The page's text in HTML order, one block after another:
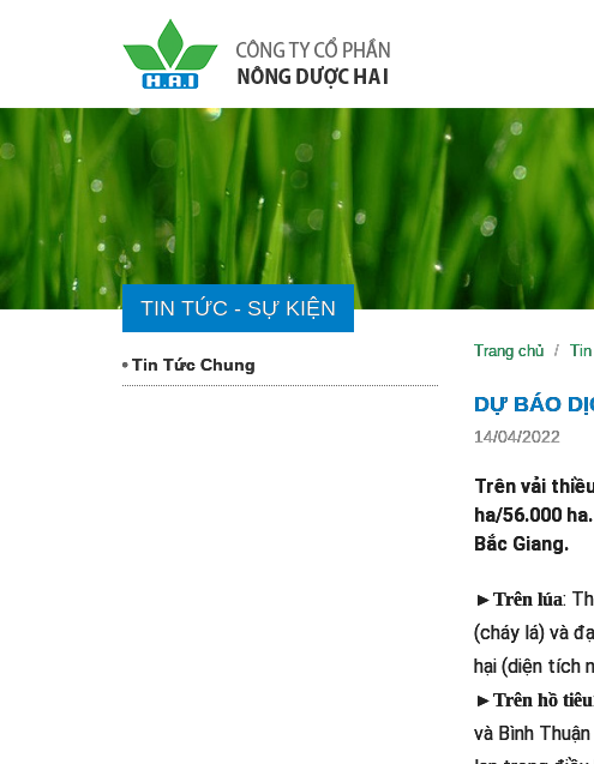
TIN TỨC - SỰ KIỆN
Tin Tức Chung
Trang chủ
DỰ BÁO
14/04/2022
Trên vải
ha/56.000
Bắc Giang.
►Trên lúa:
(cháy lá) và
hại (diện tích
►Trên hồ tiêu
và Bình